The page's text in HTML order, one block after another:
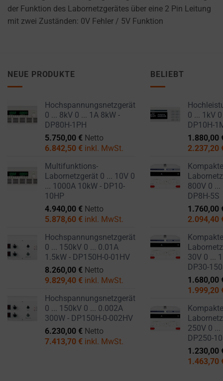
der Funktion des Labornetzgerätes über eine 2 Pin Leitung
mit zwei Zuständen: 0V Fehler / 5V Funktion
NEUE PRODUKTE
Hochspannungsnetzgerät
0 ... 8kV 0 ... 1A 8kW -
DP80H-1PH
5.750,00 € Netto
6.842,50 € inkl. MwSt.
Multifunktions-
Labornetzgerät 0 ... 10V 0
... 1000A 10kW - DP10-
10HP
4.940,00 € Netto
5.878,60 € inkl. MwSt.
Hochspannungsnetzgerät
0 ... 150kV 0 ... 0.01A
1.5kW - DP150H-0-01HV
8.260,00 € Netto
9.829,40 € inkl. MwSt.
Hochspannungsnetzgerät
0 ... 150kV 0 ... 0.002A
300W - DP150H-0-002HV
6.230,00 € Netto
7.413,70 € inkl. MwSt.
BELIEBT
0 ... 1kV
DP10H-
1.880,00
2.237,20
800V 0 ...
DP8H-5S
1.760,00
2.094,40
30V 0 ...
DP30-
1.680,00
1.999,20
250V 0 ...
DP250-
1.230,00
1.463,70